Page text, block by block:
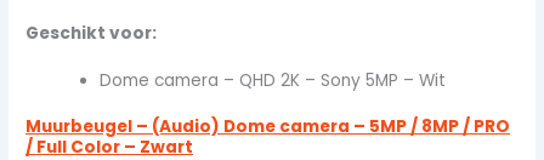
Geschikt voor:
Dome camera – QHD 2K – Sony 5MP – Wit
Muurbeugel – (Audio) Dome camera – 5MP / 8MP / PRO
/ Full Color – Zwart